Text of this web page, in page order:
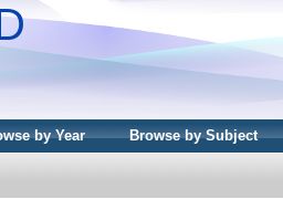
by Year Browse by Subject